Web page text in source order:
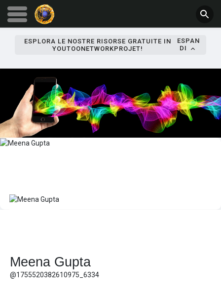
ESPLORA LE NOSTRE RISORSE GRATUITE IN
YOUTOONETWORKPROJET!
ESPAN
DI
Meena Gupta
@1755520382610975_6334